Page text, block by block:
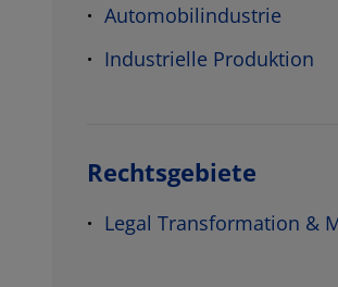
Automobilindustrie
Industrielle Produktion
Rechtsgebiete
Legal Transformation &